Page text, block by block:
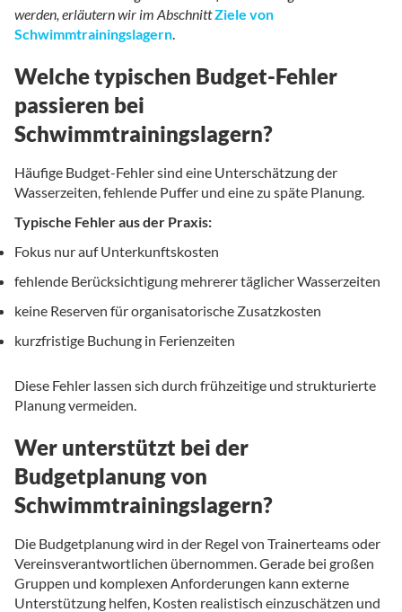
werden, erläutern wir im AbschnittZiele von
Schwimmtrainingslagern.
Welche typischen Budget-Fehler
passieren bei
Schwimmtrainingslagern?
Häufige Budget-Fehler sind eine Unterschätzung der
Wasserzeiten, fehlende Puffer und eine zu späte Planung.
Typische Fehler aus der Praxis:
Fokus nur auf Unterkunftskosten
fehlende Berücksichtigung mehrerer täglicher Wasserzeiten
keine Reserven für organisatorische Zusatzkosten
kurzfristige Buchung in Ferienzeiten
Diese Fehler lassen sich durch frühzeitige und strukturierte
Planung vermeiden.
Wer unterstützt bei der
Budgetplanung von
Schwimmtrainingslagern?
Die Budgetplanung wird in der Regel von Trainerteams oder
Vereinsverantwortlichen übernommen. Gerade bei großen
Gruppen und komplexen Anforderungen kann externe
Unterstützung helfen, Kosten realistisch einzuschätzen und